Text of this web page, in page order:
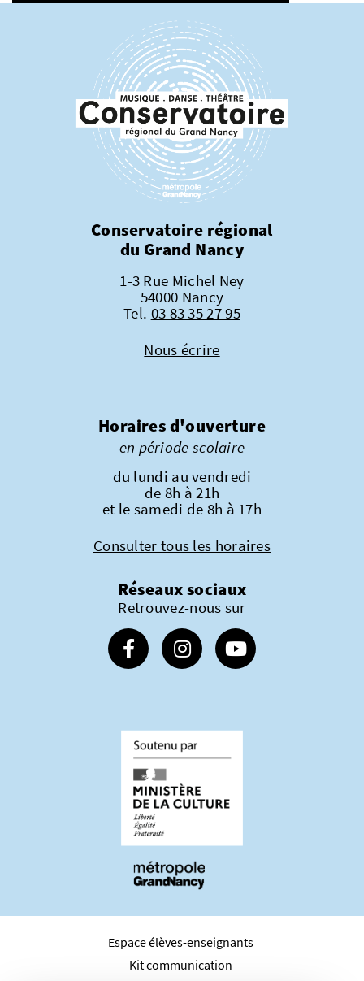
Conservatoire régional
du Grand Nancy
1-3 Rue Michel Ney
54000 Nancy
Tel. 03 83 35 27 95
Nous écrire
Horaires d'ouverture
en période scolaire
du lundi au vendredi
de 8h à 21h
et le samedi de 8h à 17h
Consulter tous les horaires
Réseaux sociaux
Retrouvez-nous sur
Suivez-nous sur Facebook
Suivez-nous sur Instagram
Suivez-nous sur Youtube
Espace élèves-enseignants
Kit communication